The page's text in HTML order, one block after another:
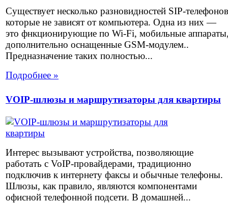
Существует несколько разновидностей SIP-телефонов
которые не зависят от компьютера. Одна из них —
это фнкционирующие по Wi-Fi, мобильные
дополнительно оснащенные GSM-модулем..
Предназначение таких полностью...
Подробнее »
VOIP-шлюзы и маршрутизаторы для квартиры
Интерес вызывают устройства, позволяющие
работать с VoIP-провайдерами, традиционно
подключив к интернету факсы и обычные телефоны.
Шлюзы, как правило, являются компонентами
офисной телефонной подсети. В домашней...